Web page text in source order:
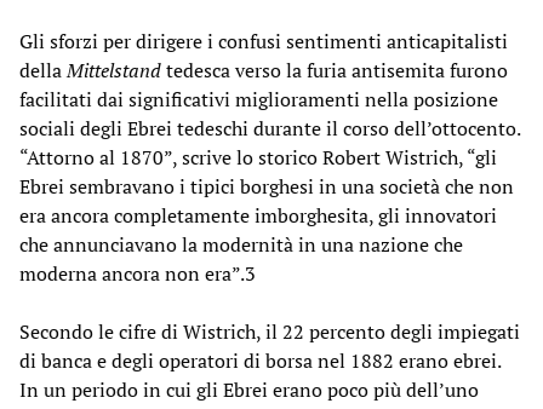
Gli sforzi per dirigere i confusi sentimenti anticapitalisti
dellaMittelstandtedesca verso la furia antisemita furono
facilitati dai significativi miglioramenti nella posizione
sociali degli Ebrei tedeschi durante il corso dell’ottocento.
“Attorno al 1870”, scrive lo storico Robert Wistrich, “gli
Ebrei sembravano i tipici borghesi in una società che non
era ancora completamente imborghesita, gli innovatori
che annunciavano la modernità in una nazione che
moderna ancora non era”.3
Secondo le cifre di Wistrich, il 22 percento degli impiegati
di banca e degli operatori di borsa nel 1882 erano ebrei.
In un periodo in cui gli Ebrei erano poco più dell’uno